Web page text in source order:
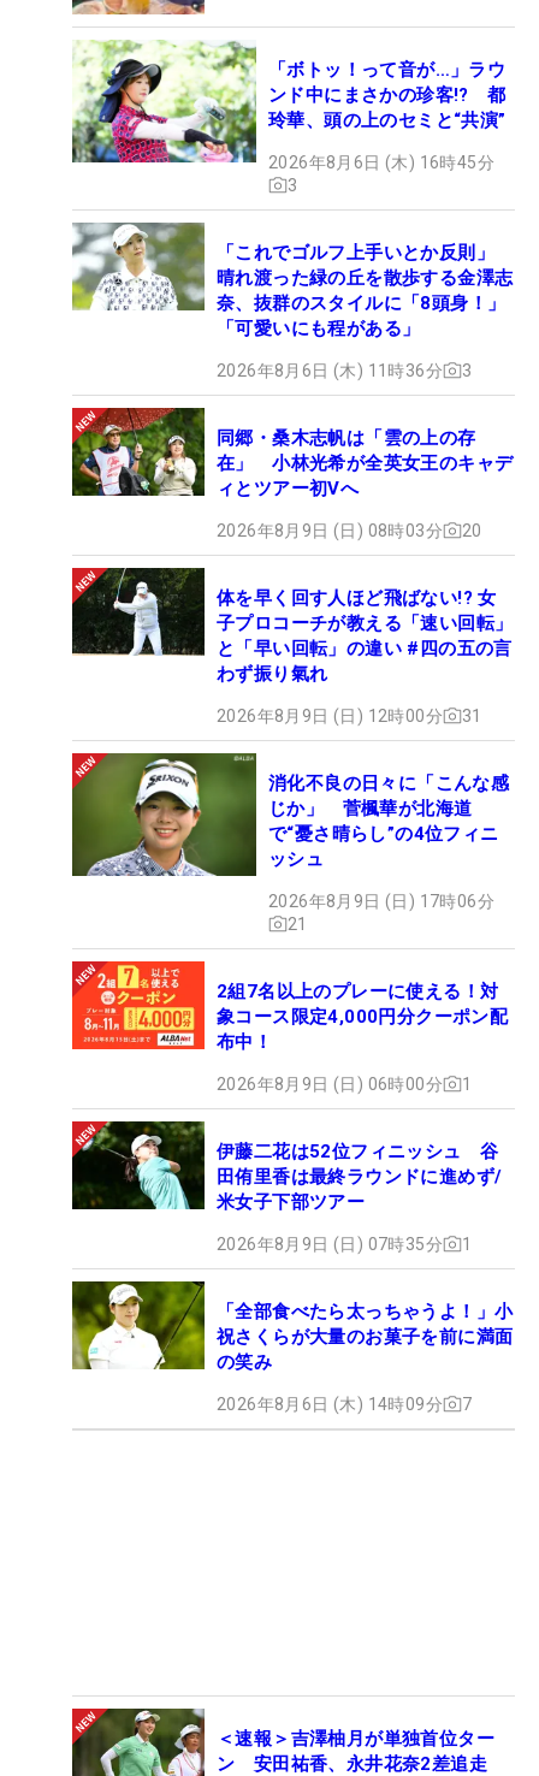
「ボトッ！って音が…」ラウ
ンド中にまさかの珍客!? 都
玲華、頭の上のセミと“共演”
2026年8月6日 (木) 16時45分
3
「これでゴルフ上手いとか反則」
晴れ渡った緑の丘を散歩する金澤志
奈、抜群のスタイルに「8頭身！」
「可愛いにも程がある」
2026年8月6日 (木) 11時36分 3
同郷・桑木志帆は「雲の上の存
在」 小林光希が全英女王のキャデ
ィとツアー初Vへ
2026年8月9日 (日) 08時03分 20
体を早く回す人ほど飛ばない!? 女
子プロコーチが教える「速い回転」
と「早い回転」の違い #四の五の言
わず振り氣れ
2026年8月9日 (日) 12時00分 31
消化不良の日々に「こんな感
じか」 菅楓華が北海道
で“憂さ晴らし”の4位フィニ
ッシュ
2026年8月9日 (日) 17時06分
21
2組7名以上のプレーに使える！対
象コース限定4,000円分クーポン配
布中！
2026年8月9日 (日) 06時00分 1
伊藤二花は52位フィニッシュ 谷
田侑里香は最終ラウンドに進めず/
米女子下部ツアー
2026年8月9日 (日) 07時35分 1
「全部食べたら太っちゃうよ！」小
祝さくらが大量のお菓子を前に満面
の笑み
2026年8月6日 (木) 14時09分 7
＜速報＞吉澤柚月が単独首位ター
ン 安田祐香、永井花奈2差追走